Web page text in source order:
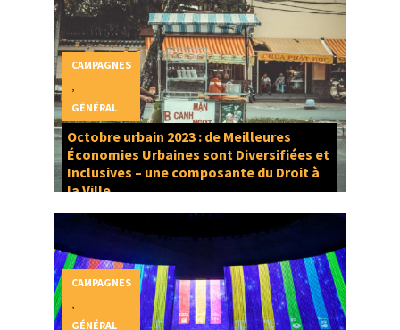
Octobre urbain 2023 : de Meilleures
Économies Urbaines sont Diversifiées et
Inclusives – une composante du Droit à
la Ville
CAMPAGNES
,
GÉNÉRAL
CAMPAGNES
,
GÉNÉRAL